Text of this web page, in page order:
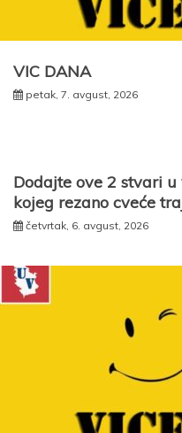
VIC DANA
petak, 7. avgust, 2026
Dodajte ove 2 stvari
kojeg rezano cveće
četvrtak, 6. avgust, 2026